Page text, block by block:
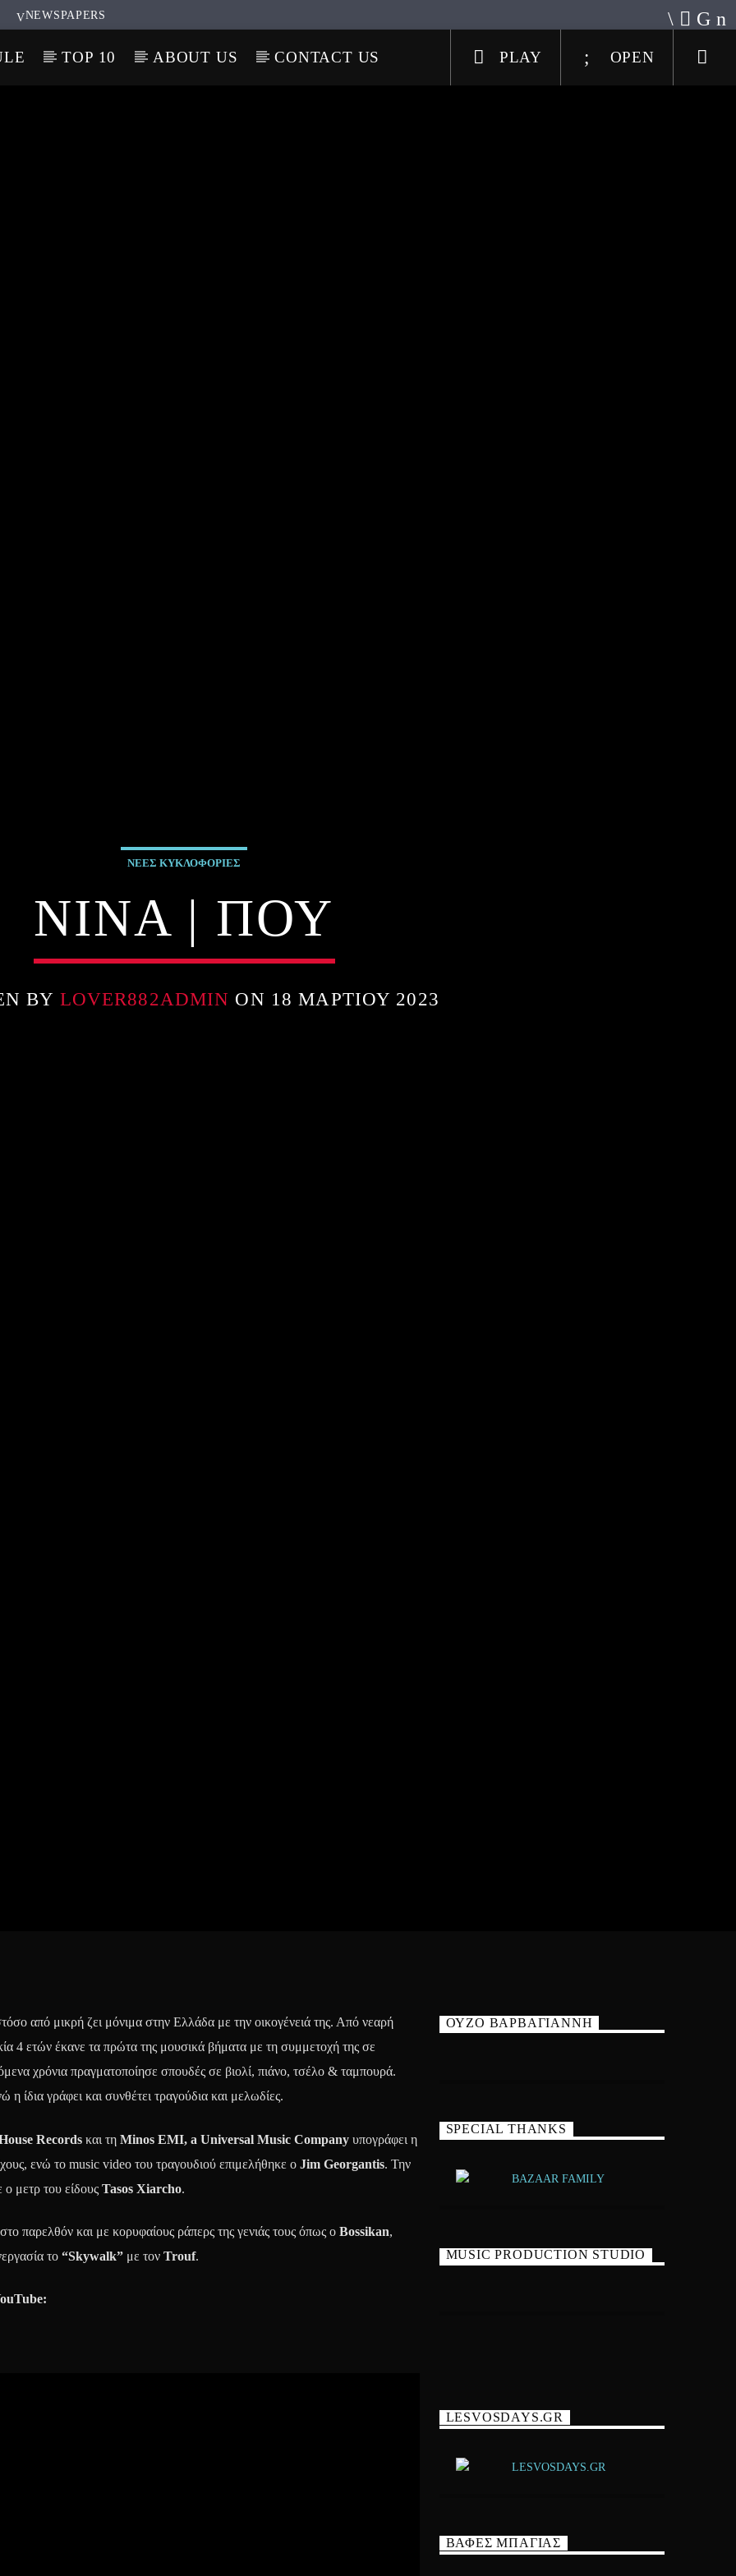
NEWSPAPERS
TOP 10 ABOUT US CONTACT US OPEN
PLAY
ΝΕΕΣ ΚΥΚΛΟΦΟΡΙΕΣ
ΝΙΝΑ | ΠΟΥ
BY LOVER882ADMIN ON 18 ΜΑΡΤΊΟΥ 2023
από μικρή ζει μόνιμα στην Ελλάδα με την οικογένειά της. Από νεαρή
4 ετών έκανε τα πρώτα της μουσικά βήματα με τη συμμετοχή της σε
χρόνια πραγματοποίησε σπουδές σε βιολί, πιάνο, τσέλο & ταμπουρά.
η ίδια γράφει και συνθέτει τραγούδια και μελωδίες.
Records και τη Minos EMI, a Universal Music Companyυπογράφει η
ενώ το music video του τραγουδιού επιμελήθηκε ο Jim Georgantis. Την
ο μετρ του είδους Tasos Xiarcho.
παρελθόν και με κορυφαίους ράπερς της γενιάς τους όπως ο Bossikan,
το “Skywalk”με τον Trouf.
:
ΟΥΖΟ ΒΑΡΒΑΓΙΑΝΝΗ
SPECIAL THANKS
MUSIC PRODUCTION STUDIO
LESVOSDAYS.GR
ΒΑΦΕΣ ΜΠΑΓΙΑΣ